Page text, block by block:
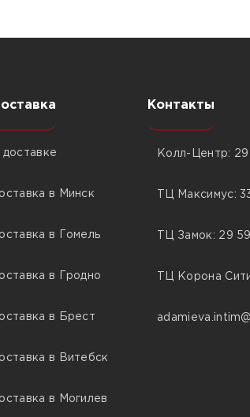
в Минск
в Гомель
в Гродно
в Брест
в Витебск
в Могилев
Контакты
Колл-Центр: 29
ТЦ Максимус:
ТЦ Замок: 29
ТЦ Корона